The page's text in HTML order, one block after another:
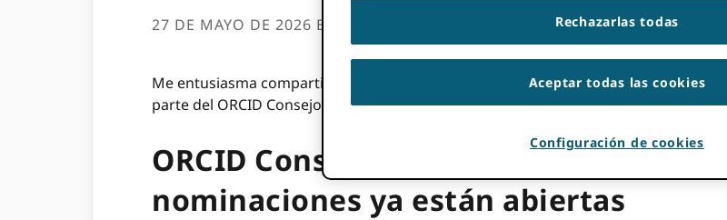
27 DE MAYO DE 2026 BY
Me entusiasma compartir una oportunidad emocionante para que los
parte del ORCID Consejo Asesor de Investigadores.
ORCID Consejo Asesor de
nominaciones ya están abiertas
Rechazarlas todas
Aceptar todas las cookies
Configuración de cookies